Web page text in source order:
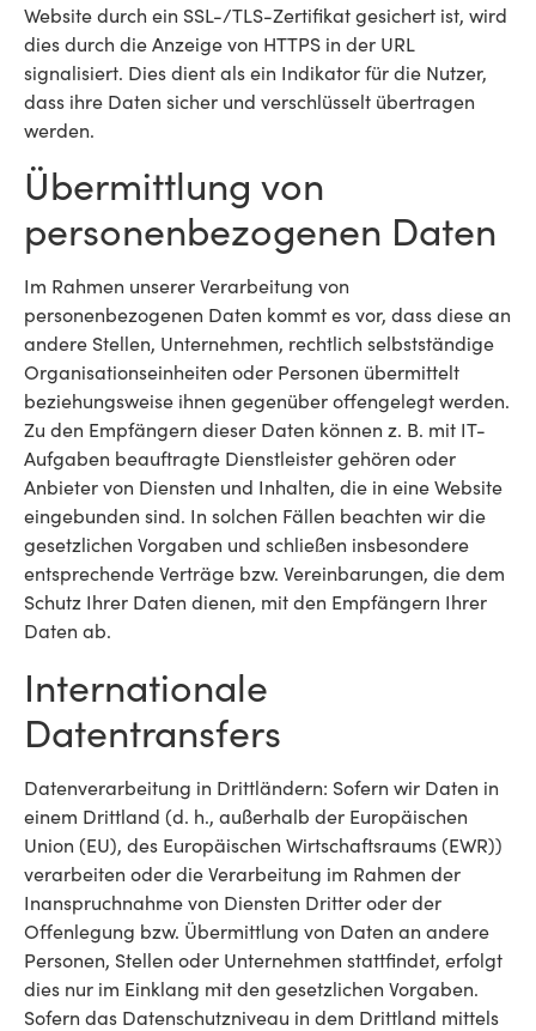
Website durch ein SSL-/TLS-Zertifikat gesichert ist, wird
dies durch die Anzeige von HTTPS in der URL
signalisiert. Dies dient als ein Indikator für die Nutzer,
dass ihre Daten sicher und verschlüsselt übertragen
werden.
Übermittlung von
personenbezogenen Daten
Im Rahmen unserer Verarbeitung von
personenbezogenen Daten kommt es vor, dass diese an
andere Stellen, Unternehmen, rechtlich selbstständige
Organisationseinheiten oder Personen übermittelt
beziehungsweise ihnen gegenüber offengelegt werden.
Zu den Empfängern dieser Daten können z. B. mit IT-
Aufgaben beauftragte Dienstleister gehören oder
Anbieter von Diensten und Inhalten, die in eine Website
eingebunden sind. In solchen Fällen beachten wir die
gesetzlichen Vorgaben und schließen insbesondere
entsprechende Verträge bzw. Vereinbarungen, die dem
Schutz Ihrer Daten dienen, mit den Empfängern Ihrer
Daten ab.
Internationale
Datentransfers
Datenverarbeitung in Drittländern: Sofern wir Daten in
einem Drittland (d. h., außerhalb der Europäischen
Union (EU), des Europäischen Wirtschaftsraums (EWR))
verarbeiten oder die Verarbeitung im Rahmen der
Inanspruchnahme von Diensten Dritter oder der
Offenlegung bzw. Übermittlung von Daten an andere
Personen, Stellen oder Unternehmen stattfindet, erfolgt
dies nur im Einklang mit den gesetzlichen Vorgaben.
Sofern das Datenschutzniveau in dem Drittland mittels